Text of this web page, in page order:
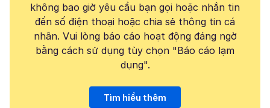
không bao giờ yêu cầu bạn gọi hoặc nhắn tin
đến số điện thoại hoặc chia sẻ thông tin cá
nhân. Vui lòng báo cáo hoạt động đáng ngờ
bằng cách sử dụng tùy chọn "Báo cáo lạm
dụng".
Tìm hiểu thêm